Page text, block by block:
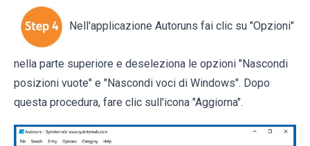
Nell'applicazione Autoruns fai clic su "Opzioni"
nella parte superiore e deseleziona le opzioni "Nascondi
posizioni vuote" e "Nascondi voci di Windows". Dopo
questa procedura, fare clic sull'icona "Aggiorna".